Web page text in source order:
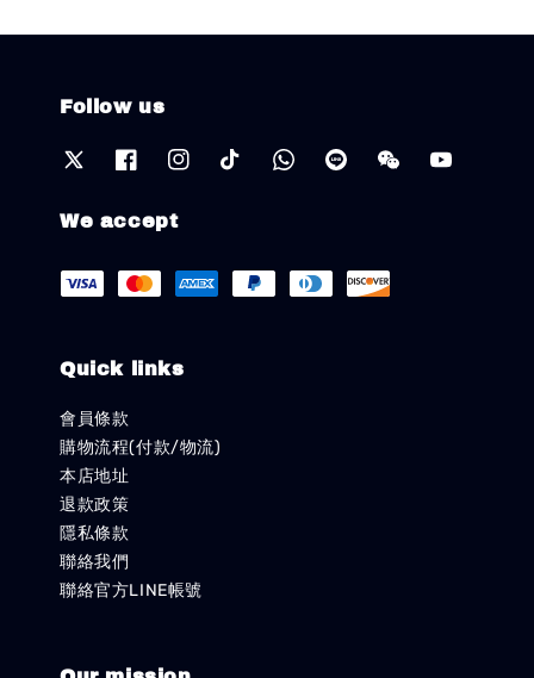
Follow us
We accept
Quick links
會員條款
購物流程(付款/物流)
本店地址
退款政策
隱私條款
聯絡我們
聯絡官方LINE帳號